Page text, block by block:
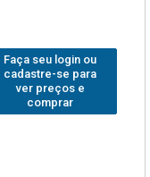
Faça seu login ou
cadastre-se para
ver preços e
comprar